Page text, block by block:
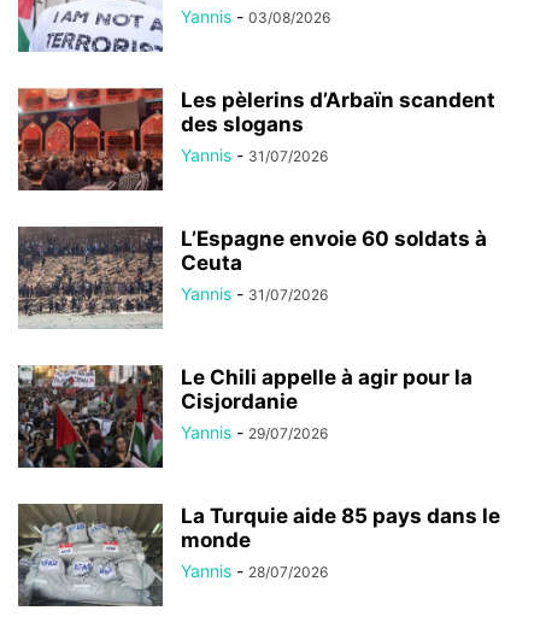
Yannis - 03/08/2026
Les pèlerins d’Arbaïn scandent
des slogans
Yannis - 31/07/2026
L’Espagne envoie 60 soldats à
Ceuta
Yannis - 31/07/2026
Le Chili appelle à agir pour la
Cisjordanie
Yannis - 29/07/2026
La Turquie aide 85 pays dans le
monde
Yannis - 28/07/2026